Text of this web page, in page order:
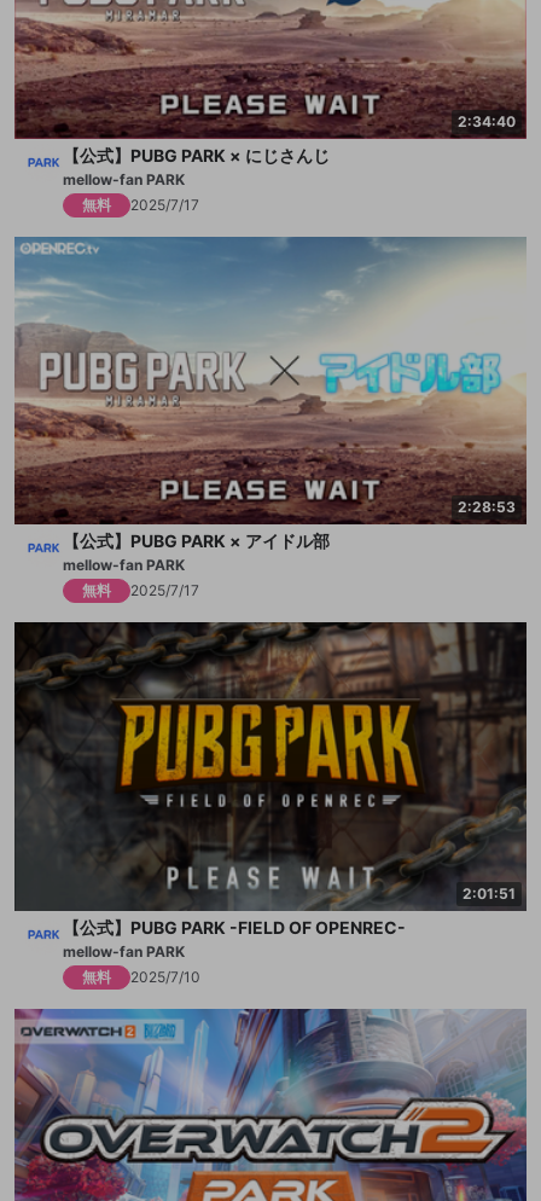
2:34:40
【公式】PUBG PARK × にじさんじ
mellow-fan PARK
無料
2025/7/17
2:28:53
【公式】PUBG PARK × アイドル部
mellow-fan PARK
無料
2025/7/17
2:01:51
【公式】PUBG PARK -FIELD OF OPENREC-
mellow-fan PARK
無料
2025/7/10